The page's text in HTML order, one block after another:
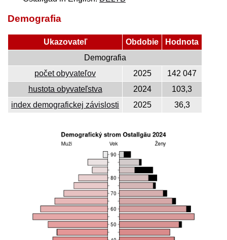
Demografia
Ukazovateľ Obdobie
Hodnota
Demografia
počet obyvateľov
2025
142 047
hustota obyvateľstva
2024
103,3
index demografickej závislosti
2025 36,3